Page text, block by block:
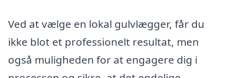
Ved at vælge en lokal gulvlægger, får du
ikke blot et professionelt resultat, men
også muligheden for at engagere dig i